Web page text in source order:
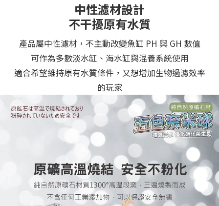
中性濾材設計
不干擾原有水質
產品屬中性濾材，不主動改變魚缸 PH 與 GH 數值
可作為多數淡水缸、海水缸與混養系統使用
適合希望維持原有水質條件，又想增加生物過濾效率
的玩家